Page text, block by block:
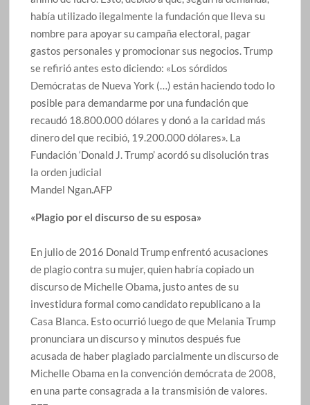
había utilizado ilegalmente la fundación que lleva su
nombre para apoyar su campaña electoral, pagar
gastos personales y promocionar sus negocios. Trump
se refirió antes esto diciendo: «Los sórdidos
Demócratas de Nueva York (…) están haciendo todo lo
posible para demandarme por una fundación que
recaudó 18.800.000 dólares y donó a la caridad más
dinero del que recibió, 19.200.000 dólares». La
Fundación ‘Donald J. Trump’ acordó su disolución tras
la orden judicial
Mandel Ngan.AFP
«Plagio por el discurso de su esposa»
En julio de 2016 Donald Trump enfrentó acusaciones
de plagio contra su mujer, quien habría copiado un
discurso de Michelle Obama, justo antes de su
investidura formal como candidato republicano a la
Casa Blanca. Esto ocurrió luego de que Melania Trump
pronunciara un discurso y minutos después fue
acusada de haber plagiado parcialmente un discurso de
Michelle Obama en la convención demócrata de 2008,
en una parte consagrada a la transmisión de valores.